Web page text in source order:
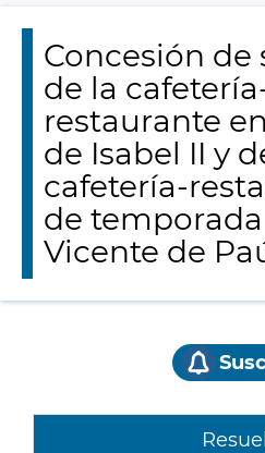
Concesión de
de la
restaurante
de Isabel II y
cafetería-
de temporada
Vicente de